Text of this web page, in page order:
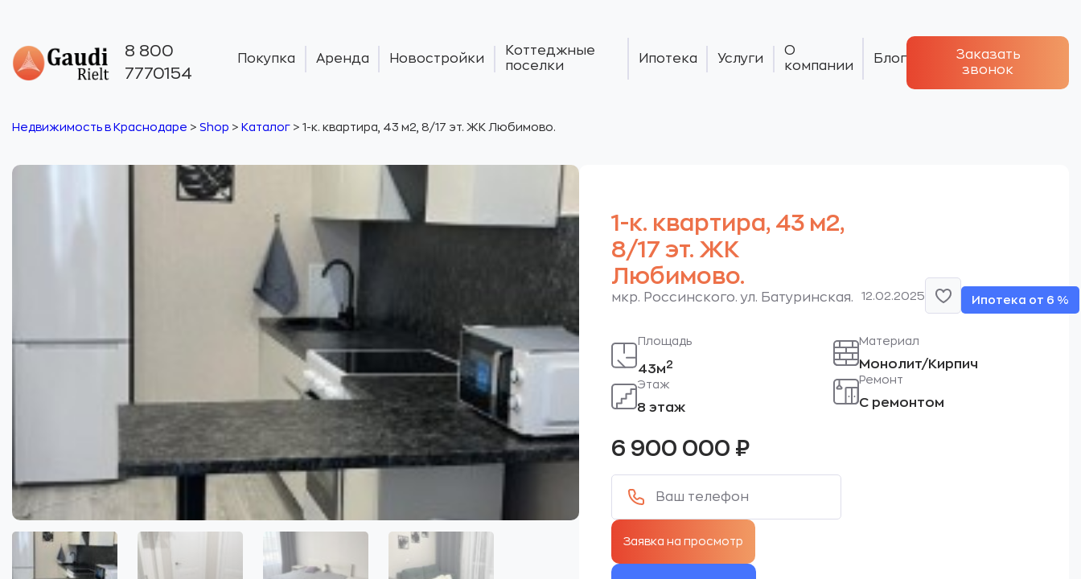
8 800
7770154
Покупка Аренда Новостройки
Коттеджные
поселки
Ипотека Услуги
О
компании
Блог
Заказать
звонок
Недвижимость в Краснодаре > Shop > Каталог > 1-к. квартира, 43 м2, 8/17 эт. ЖК Любимово.
1-к. квартира, 43 м2,
8/17 эт. ЖК
Любимово.
мкр. Россинского. ул. Батуринская. 12.02.2025 Ипотека от 6 %
Площадь
43м2
Этаж
8 этаж
Материал
Монолит/Кирпич
Ремонт
С ремонтом
6 900 000 ₽